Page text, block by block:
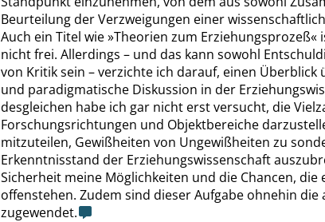
Beurteilung der Verzweigungen einer
Auch ein Titel wie»Theorien zum Erziehungsprozeß«
nicht frei. Allerdings – und das kann sowohl
von Kritik sein – verzichte ich darauf, einen
und paradigmatische Diskussion in der
desgleichen habe ich gar nicht erst versucht, die
Forschungsrichtungen und Objektbereiche
mitzuteilen, Gewißheiten von Ungewißheiten zu
Erkenntnisstand der Erziehungswissenschaft
Sicherheit meine Möglichkeiten und die Chancen, die
offenstehen. Zudem sind dieser Aufgabe ohnehin die
zugewendet.